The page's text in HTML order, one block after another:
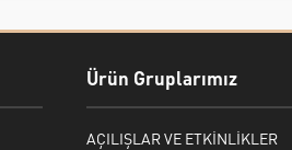
Ürün Gruplarımız
AÇILIŞLAR VE ETKİNLİKLER